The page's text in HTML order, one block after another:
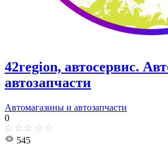
42region, автосервис.
автозапчасти
Автомагазины и автозапчасти
0
545